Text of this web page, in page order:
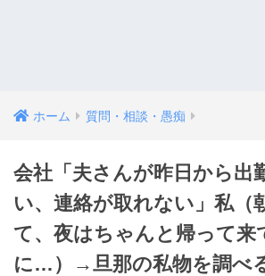
ホーム 質問・相談・愚痴
会社「夫さんが昨日から出
い、連絡が取れない」私（
て、夜はちゃんと帰って来
に…）→旦那の私物を調べ